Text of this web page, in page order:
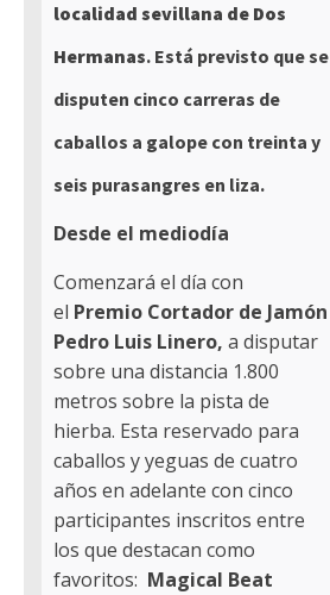
localidad sevillana de Dos
Hermanas. Está previsto que se
disputen cinco carreras de
caballos a galope con treinta y
seis purasangres en liza.
Desde el mediodía
Comenzará el día con
el Premio Cortador de Jamón
Pedro Luis Linero, a disputar
sobre una distancia 1.800
metros sobre la pista de
hierba. Esta reservado para
caballos y yeguas de cuatro
años en adelante con cinco
participantes inscritos entre
los que destacan como
favoritos: Magical Beat